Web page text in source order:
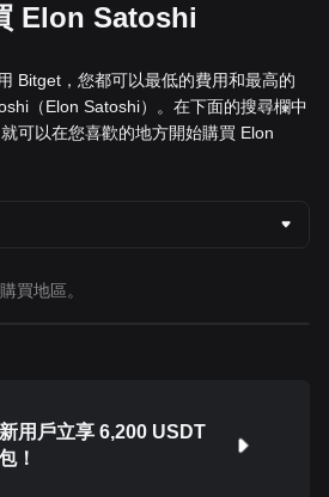
Elon Satoshi
Bitget，您都可以最低的費用和最高的
（Elon Satoshi）。在下面的搜尋欄中
可以在您喜歡的地方開始購買 Elon
買地區。
用戶立享 6,200 USDT
！